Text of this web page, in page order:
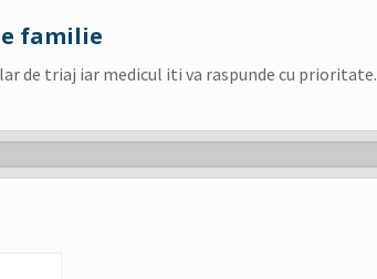
familie
de triaj iar medicul iti va raspunde cu prioritate.